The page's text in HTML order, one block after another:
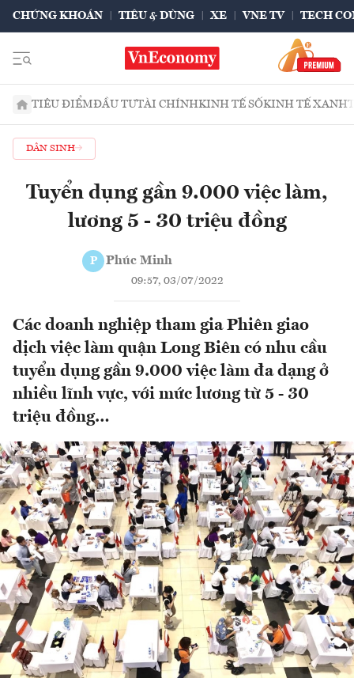
CHỨNG KHOÁN TIÊU & DÙNG XE VNE TV TECH
TIÊU ĐIỂMĐẦU TƯTÀI CHÍNHKINH TẾ SỐKINH TẾ XANH
DÂN SINH
Tuyển dụng gần 9.000 việc làm,
lương 5 - 30 triệu đồng
P Phúc Minh
09:57, 03/07/2022
Các doanh nghiệp tham gia Phiên giao
dịch việc làm quận Long Biên có nhu cầu
tuyển dụng gần 9.000 việc làm đa dạng ở
nhiều lĩnh vực, với mức lương từ 5 - 30
triệu đồng…